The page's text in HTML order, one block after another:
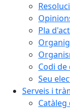
Pla
Codi
Seu
Serveis i
Catàleg